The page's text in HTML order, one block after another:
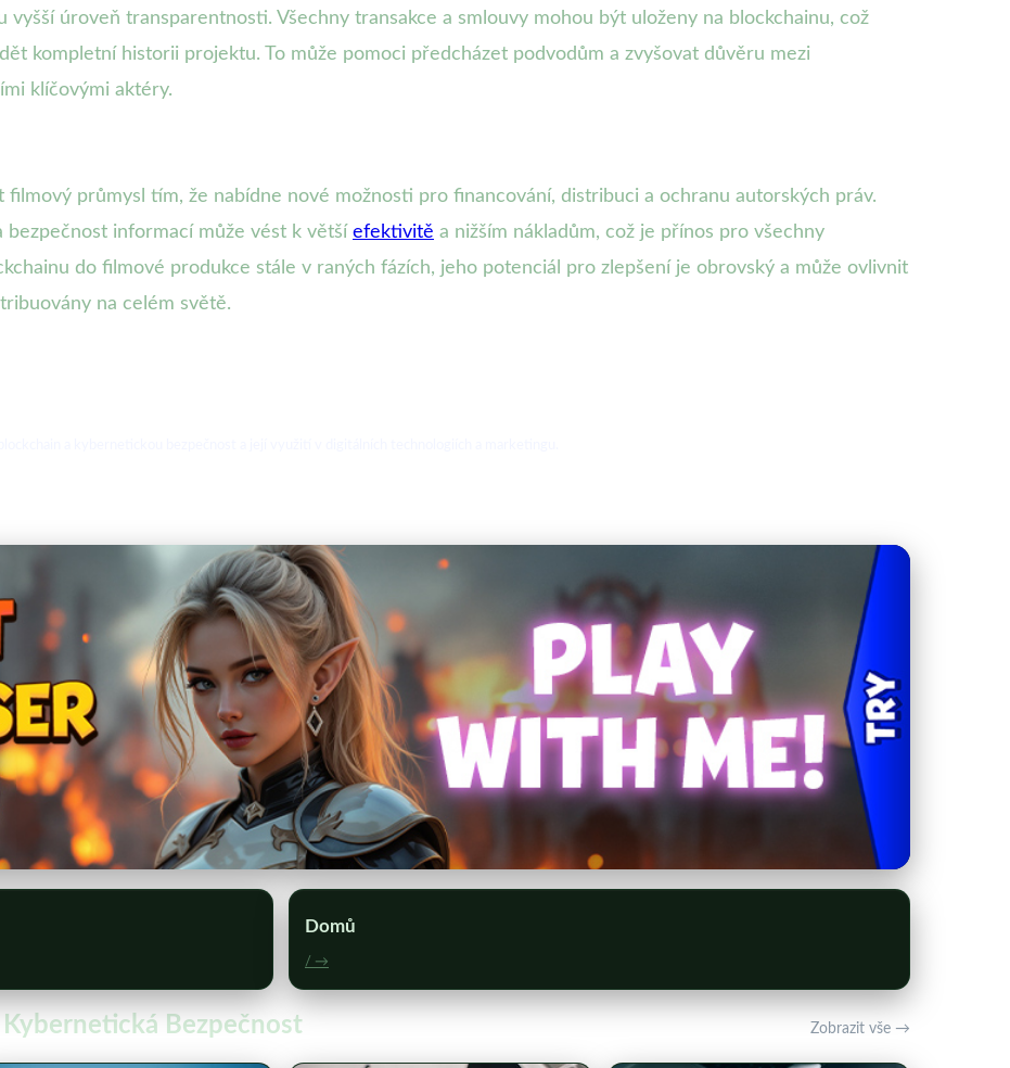
vyšší úroveň transparentnosti. Všechny transakce a smlouvy mohou být uloženy na blockchainu, což
kompletní historii projektu. To může pomoci předcházet podvodům a zvyšovat důvěru mezi
klíčovými aktéry.
filmový průmysl tím, že nabídne nové možnosti pro financování, distribuci a ochranu autorských práv.
informací může vést k větší efektivitě a nižším nákladům, což je přínos pro všechny
do filmové produkce stále v raných fázích, jeho potenciál pro zlepšení je obrovský a může ovlivnit
na celém světě.
Domů
/ →
Bezpečnost Zobrazit vše →